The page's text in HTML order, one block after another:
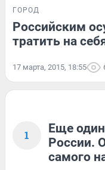
ГОРОД
Российским
тратить на
17 марта, 2015, 18:55
1
Еще
России.
самого